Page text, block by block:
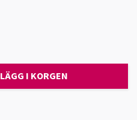
LÄGG I KORGEN